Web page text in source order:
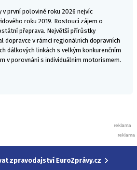
v první polovině roku 2026 nejvíc
roku 2019. Rostoucí zájem o
přeprava. Největší přírůstky
dopravce v rámci regionálních dopravních
dálkových linkách s velkým konkurenčním
v porovnání s individuálním motorismem.
zpravodajství EuroZprávy.cz